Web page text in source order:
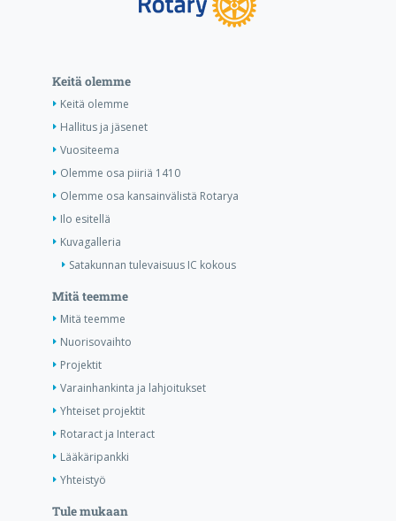
Keitä olemme
Keitä olemme
Hallitus ja jäsenet
Vuositeema
Olemme osa piiriä 1410
Olemme osa kansainvälistä Rotarya
Ilo esitellä
Kuvagalleria
Satakunnan tulevaisuus IC kokous
Mitä teemme
Mitä teemme
Nuorisovaihto
Projektit
Varainhankinta ja lahjoitukset
Yhteiset projektit
Rotaract ja Interact
Lääkäripankki
Yhteistyö
Tule mukaan